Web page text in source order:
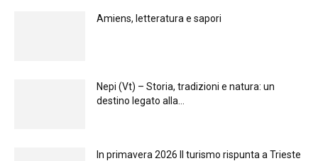
Amiens, letteratura e sapori
Nepi (Vt) – Storia, tradizioni e natura: un
destino legato alla...
In primavera 2026 Il turismo rispunta a Trieste